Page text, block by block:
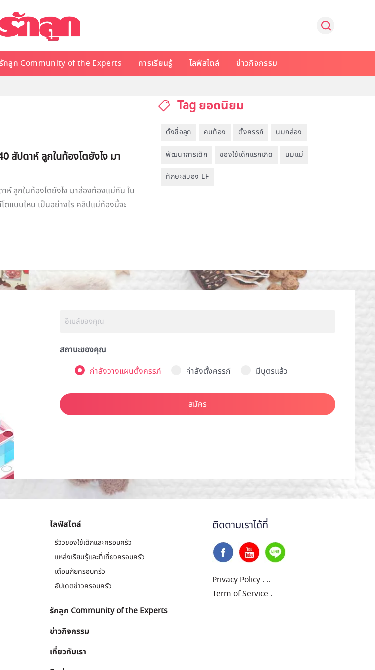
รักลูก Community of the Experts การเรียนรู้ ไลฟ์สไตล์ ข่าวกิจกรรม
สัปดาห์ ลูกในท้องโตยังไง มา
ลูกในท้องโตยังไง มาส่องท้องแม่กัน ใน
ตแบบไหน เป็นอย่างไร คลิปแม่ท้องนี้จะ
Tag ยอดนิยม
ตั้งชื่อลูก คนท้อง ตั้งครรภ์ นมกล่อง
พัฒนาการเด็ก ของใช้เด็กแรกเกิด นมแม่
ทักษะสมอง EF
สถานะของคุณ
กำลังวางแผนตั้งครรภ์
กำลังตั้งครรภ์ มีบุตรแล้ว
สมัคร
ไลฟ์สไตล์
รีวิวของใช้เด็กและครอบครัว
แหล่งเรียนรู้และที่เที่ยวครอบครัว
เตือนภัยครอบครัว
อัปเดตข่าวครอบครัว
รักลูก Community of the Experts
ข่าวกิจกรรม
เกี่ยวกับเรา
ติดตามเราได้ที่
Privacy Policy . ..
Term of Service .